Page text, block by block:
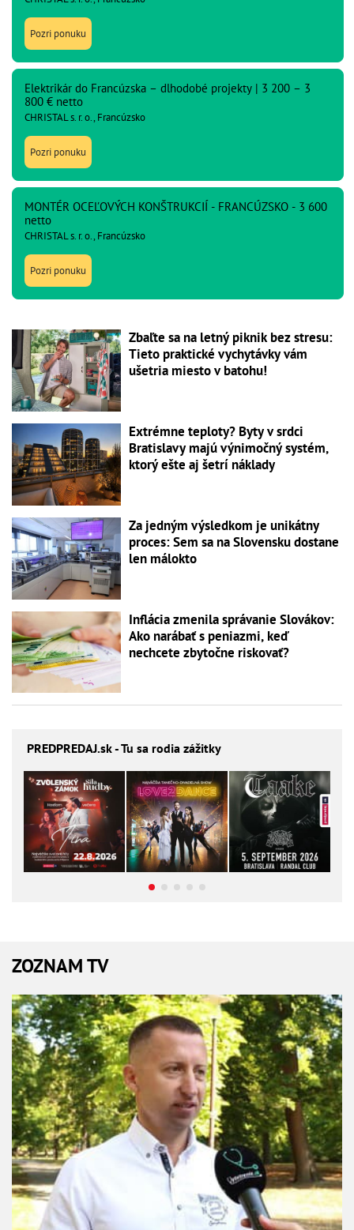
Pozri ponuku
Elektrikár do Francúzska – dlhodobé projekty | 3 200 – 3
800 € netto
CHRISTAL s. r. o., Francúzsko
Pozri ponuku
MONTÉR OCEĽOVÝCH KONŠTRUKCIÍ - FRANCÚZSKO - 3 600
netto
CHRISTAL s. r. o., Francúzsko
Pozri ponuku
Zbaľte sa na letný piknik bez stresu:
Tieto praktické vychytávky vám
ušetria miesto v batohu!
Extrémne teploty? Byty v srdci
Bratislavy majú výnimočný systém,
ktorý ešte aj šetrí náklady
Za jedným výsledkom je unikátny
proces: Sem sa na Slovensku dostane
len málokto
Inflácia zmenila správanie Slovákov:
Ako narábať s peniazmi, keď
nechcete zbytočne riskovať?
PREDPREDAJ.sk - Tu sa rodia zážitky
ZOZNAM TV